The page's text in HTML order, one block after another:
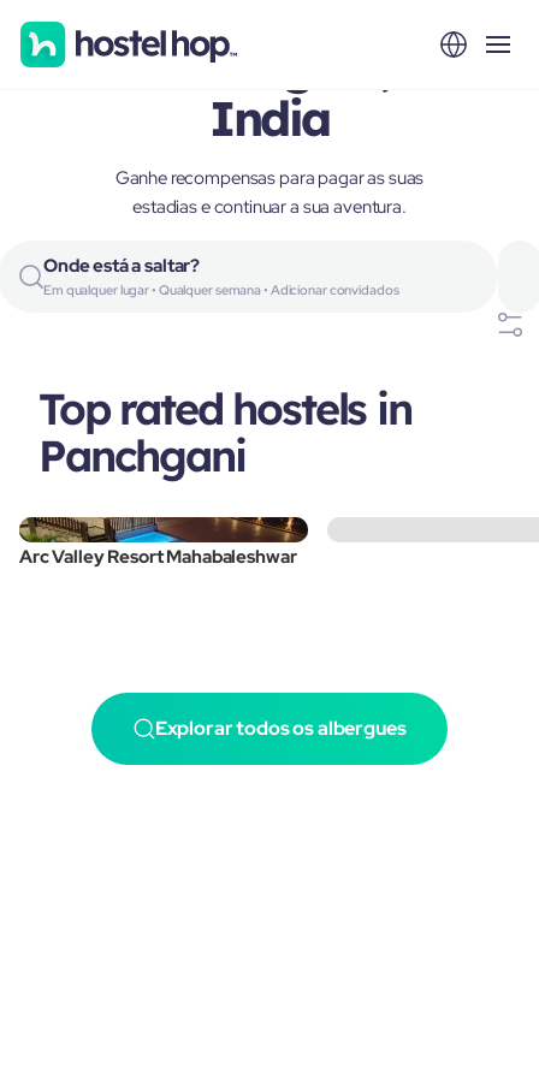
Panchgani,
India
Ganhe recompensas para pagar as suas
estadias e continuar a sua aventura.
Onde está a saltar?
Em qualquer lugar • Qualquer semana • Adicionar convidados
Top rated hostels in
Panchgani
Arc Valley Resort Mahabaleshwar
Explorar todos os albergues